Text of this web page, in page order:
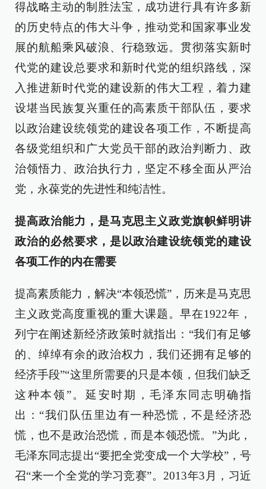
得战略主动的制胜法宝，成功进行具有许多新
的历史特点的伟大斗争，推动党和国家事业发
展的航船乘风破浪、行稳致远。贯彻落实新时
代党的建设总要求和新时代党的组织路线，深
入推进新时代党的建设新的伟大工程，着力建
设堪当民族复兴重任的高素质干部队伍，要求
以政治建设统领党的建设各项工作，不断提高
各级党组织和广大党员干部的政治判断力、政
治领悟力、政治执行力，坚定不移全面从严治
党，永葆党的先进性和纯洁性。
提高政治能力，是马克思主义政党旗帜鲜明讲
政治的必然要求，是以政治建设统领党的建设
各项工作的内在需要
提高素质能力，解决“本领恐慌”，历来是马克思
主义政党高度重视的重大课题。早在1922年，
列宁在阐述新经济政策时就指出：“我们有足够
的、绰绰有余的政治权力，我们还拥有足够的
经济手段”“这里所需要的只是本领，但我们缺乏
这种本领”。延安时期，毛泽东同志明确指
出：“我们队伍里边有一种恐慌，不是经济恐
慌，也不是政治恐慌，而是本领恐慌。”为此，
毛泽东同志提出“要把全党变成一个大学校”，号
召“来一个全党的学习竞赛”。2013年3月，习近